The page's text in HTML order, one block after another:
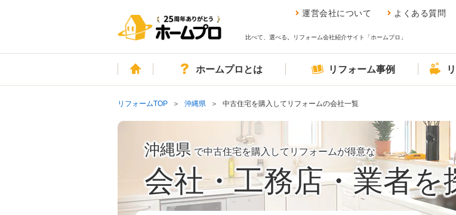
運営会社について よくある質問
比べて、選べる。リフォーム会社紹介サイト「ホームプロ」
ホームホームプロとは リフォーム事例
リフォームTOP 沖縄県 中古住宅を購入してリフォームの会社一覧
沖縄県 で中古住宅を購入してリフォームが得意な
会社・工務店・業者を